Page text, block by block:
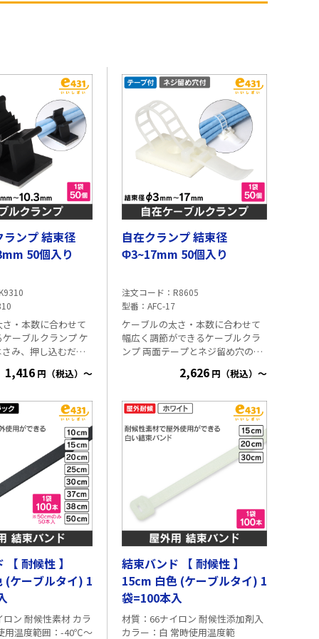
ランプ 結束径
50個入り
K9310
・本数に合わせて
ーブルクランプ ケ
み、押し込むだけ
あけたくない場所
。 対応ケーブ
寸
1袋(50個
1,416 円（税込）～
自在クランプ 結束径
Φ3~17mm 50個入り
注文コード
R8605
型番
AFC-17
ケーブルの太さ・本数に合わせて
幅広く調節ができるケーブルクラ
ンプ 両面テープとネジ留め穴の併
ク解除できるので取り出しも便利
ル等にお使いください。 対応ケー
ブル:Φ3～17mm 寸
法:W25×D18(ベース部分) 1袋(50個
入) 画像はCat.6のLANケーブルを8
2,626 円（税込）～
耐候性 】
(ケーブルタイ) 1
ン 耐候性素材 カラ
用温度範囲：-40℃～
結束バンド 【 耐候性 】
15cm 白色 (ケーブルタイ) 1
袋=100本入
材質：66ナイロン 耐候性添加剤入
カラー：白 常時使用温度範